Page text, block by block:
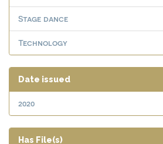
Stage dance
Technology
Date issued
2020
Has File(s)